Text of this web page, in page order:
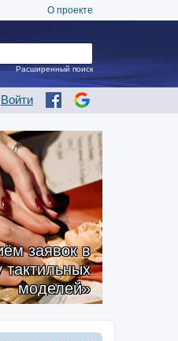
О проекте
Войти
Расширенный поиск
заявок в
моделей»